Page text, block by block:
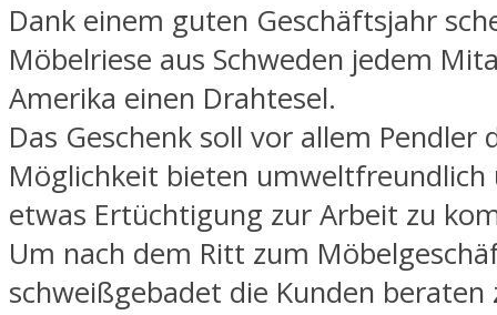
Dank einem guten Geschäftsjahr
Möbelriese aus Schweden jedem
Amerika einen Drahtesel.
Das Geschenk soll vor allem Pendler
Möglichkeit bieten
etwas Ertüchtigung zur Arbeit zu
Um nach dem Ritt zum
schweißgebadet die Kunden beraten